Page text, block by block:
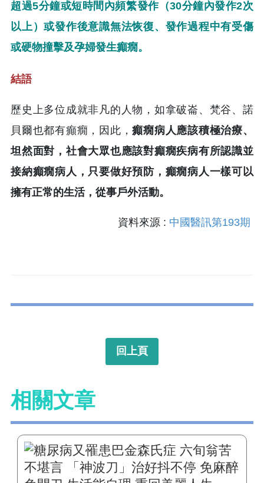
超過5分鐘或短時間內頻繁發作（30分鐘內發作2次
以上）或發作後意識無法恢復、發作過程中有受傷
或硬物撞擊及孕婦發生癲癇。
結語
歷史上多位成就非凡的人物，如拿破崙、梵谷、諾
貝爾也都有癲癇，因此，癲癇病人應該積極治療、
坦然面對，社會大眾也應該對癲癇疾病有所認識並
接納癲癇病人，只要做好預防，癲癇病人一樣可以
擁有正常的生活，從事戶外活動。
資料來源 : 中國醫訊第193期
回上頁
相關文章